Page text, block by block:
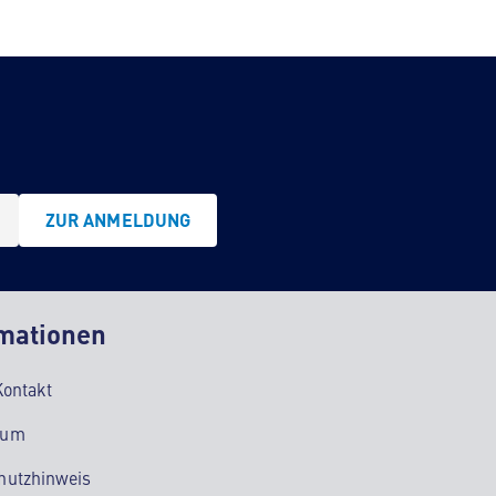
ZUR ANMELDUNG